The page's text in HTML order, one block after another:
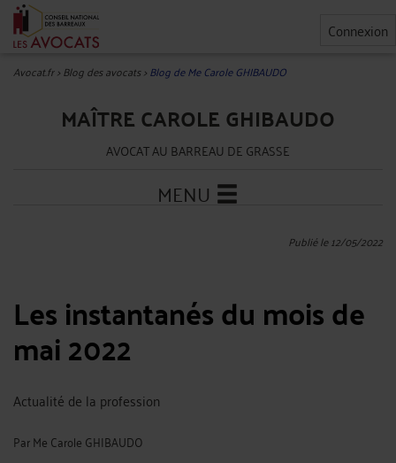
Connexion
Avocat.fr>Blog des avocats>Blog de Me Carole GHIBAUDO
MAÎTRE CAROLE GHIBAUDO
AVOCAT AU BARREAU DE GRASSE
MENU
Publié le 12/05/2022
Les instantanés du mois de
mai 2022
Actualité de la profession
ParMe Carole GHIBAUDO